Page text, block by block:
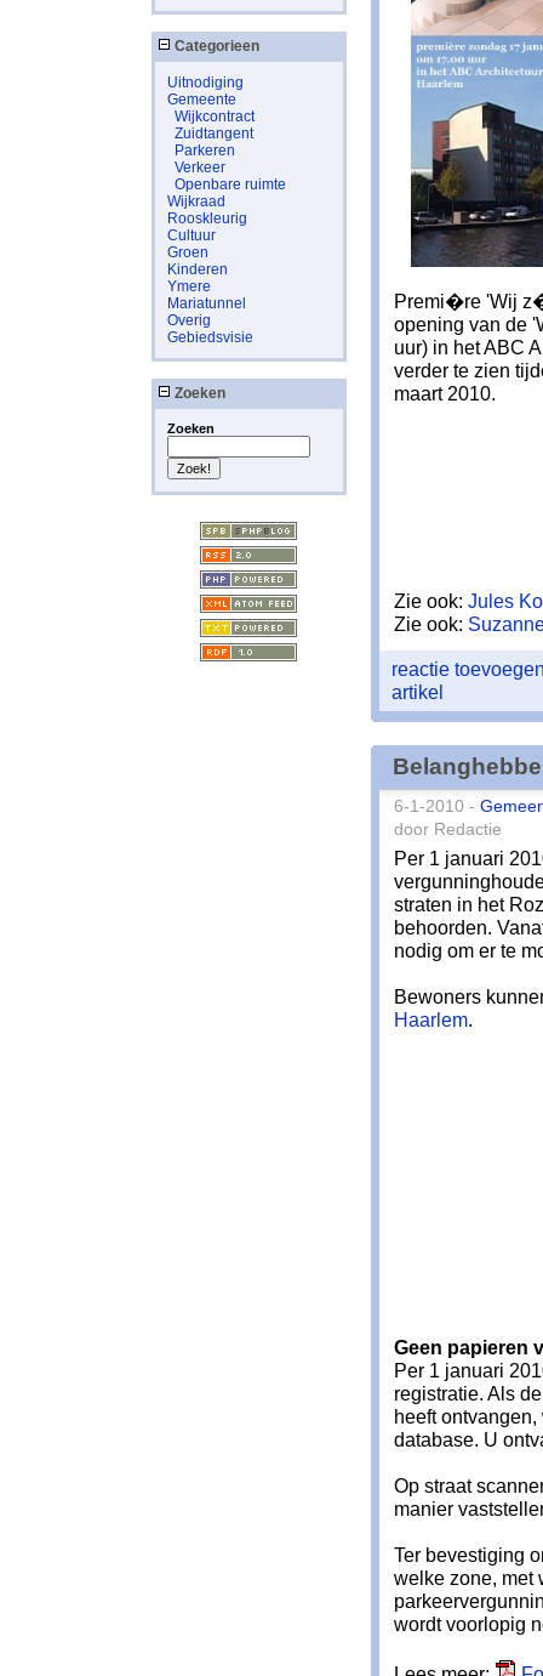
Categorieen
Uitnodiging
Gemeente
Wijkcontract
Zuidtangent
Parkeren
Verkeer
Openbare ruimte
Wijkraad
Rooskleurig
Cultuur
Groen
Kinderen
Ymere
Mariatunnel
Overig
Gebiedsvisie
Zoeken
Zoeken
Premi�re 'Wij
opening van de
uur) in het ABC
verder te zien
maart 2010.
Zie ook: Jules
Zie ook:
reactie
artikel
6-1-2010 -
door Redactie
Per 1 januari
straten in het
behoorden.
nodig om er te
Bewoners
Haarlem.
Geen papieren
Per 1 januari
registratie. Als
heeft
database. U
Op straat
manier
Ter bevestiging
welke zone, met
wordt voorlopig